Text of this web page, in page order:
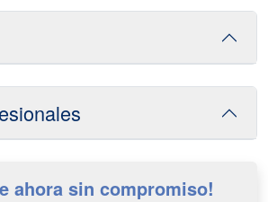
ahora sin compromiso!